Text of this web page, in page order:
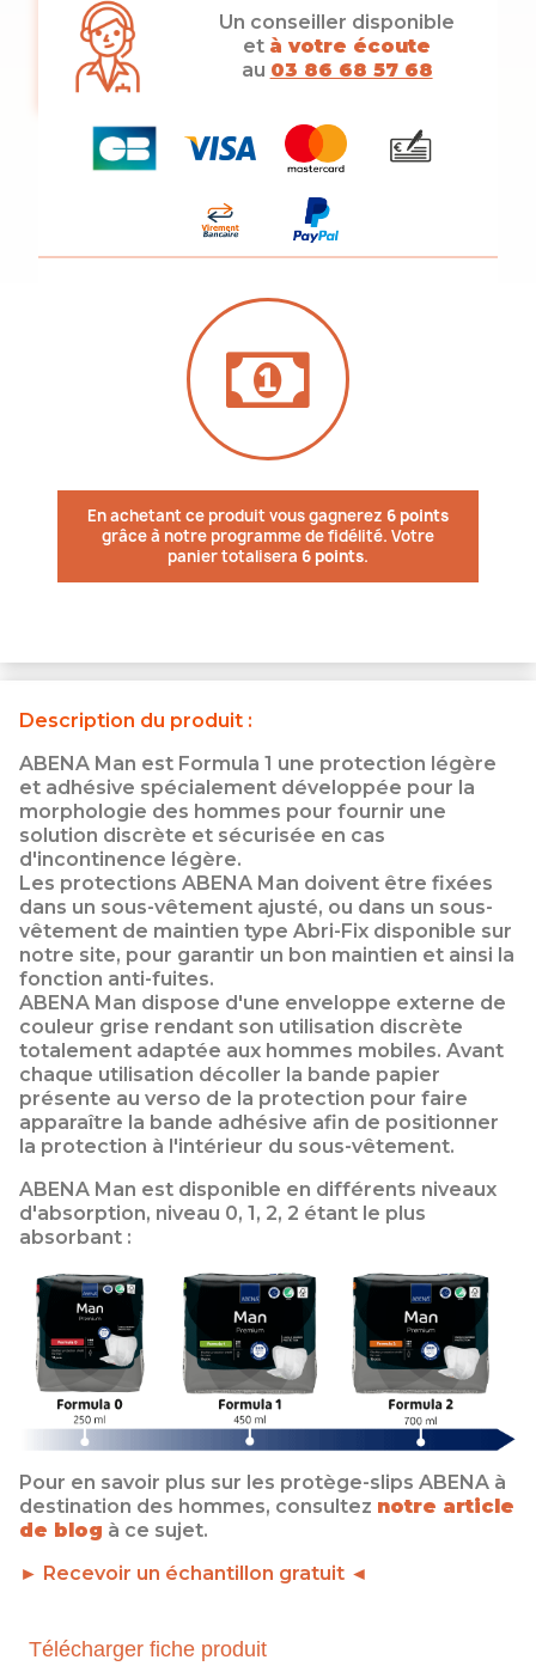
Un conseiller disponible
et à votre écoute
au 03 86 68 57 68
En achetant ce produit vous gagnerez 6 points
grâce à notre programme de fidélité. Votre
panier totalisera 6 points.
Description du produit :
ABENA Man est Formula 1 une protection légère
et adhésive spécialement développée pour la
morphologie des hommes pour fournir une
solution discrète et sécurisée en cas
d'incontinence légère.
Les protections ABENA Man doivent être fixées
dans un sous-vêtement ajusté, ou dans un sous-
vêtement de maintien type Abri-Fix disponible sur
notre site, pour garantir un bon maintien et ainsi la
fonction anti-fuites.
ABENA Man dispose d'une enveloppe externe de
couleur grise rendant son utilisation discrète
totalement adaptée aux hommes mobiles. Avant
chaque utilisation décoller la bande papier
présente au verso de la protection pour faire
apparaître la bande adhésive afin de positionner
la protection à l'intérieur du sous-vêtement.
ABENA Man est disponible en différents niveaux
d'absorption, niveau 0, 1, 2, 2 étant le plus
absorbant :
Pour en savoir plus sur les protège-slips ABENA à
destination des hommes, consultez notre article
de blog à ce sujet.
► Recevoir un échantillon gratuit ◄
Télécharger fiche produit